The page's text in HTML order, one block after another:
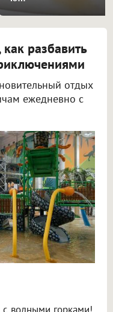
разбавить
отдых
ежедневно с